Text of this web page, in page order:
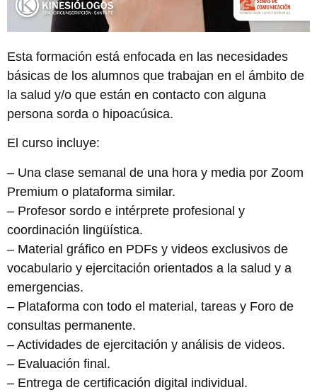
Esta formación está enfocada en las necesidades
básicas de los alumnos que trabajan en el ámbito de
la salud y/o que están en contacto con alguna
persona sorda o hipoacúsica.
El curso incluye:
– Una clase semanal de una hora y media por Zoom
Premium o plataforma similar.
– Profesor sordo e intérprete profesional y
coordinación lingüística.
– Material gráfico en PDFs y videos exclusivos de
vocabulario y ejercitación orientados a la salud y a
emergencias.
– Plataforma con todo el material, tareas y Foro de
consultas permanente.
– Actividades de ejercitación y análisis de videos.
– Evaluación final.
– Entrega de certificación digital individual.